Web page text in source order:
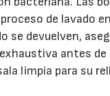
de lavado
se devuelven,
antes de
limpia para su